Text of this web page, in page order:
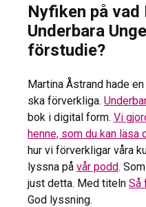
Nyfiken på vad
Underbara
förstudie?
Martina Åstrand hade
ska förverkliga.
bok i digital form. Vi
henne, som du kan läsa
hur vi förverkligar våra
lyssna på vår podd.
just detta. Med titeln Så
God lyssning.